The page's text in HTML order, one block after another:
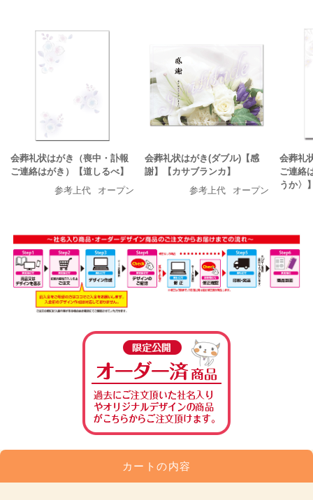
会葬礼状はがき（喪中・訃報
ご連絡はがき）【道しるべ】
参考上代
オープン
会葬礼状はがき(ダブル)【感
謝】【カサブランカ】
参考上代
オープン
会葬礼
ご連絡
うか〉
カートの内容